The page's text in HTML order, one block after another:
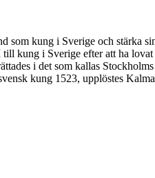
kung i Sverige och stärka
kung i Sverige efter att ha
i det som kallas
kung 1523, upplöstes